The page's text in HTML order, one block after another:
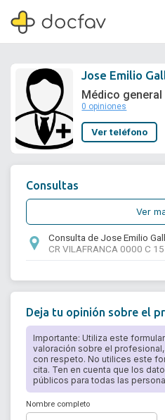
Jose Emilio
Médico general
0 opiniones
Ver teléfono
Consultas
Ver
Consulta de Jose Emilio
CR VILAFRANCA 0000 C
Deja tu opinión sobre el
Importante: Utiliza este
valoración sobre el
con respeto. No utilices este
cita. Ten en cuenta que los
públicos para todas las
Nombre completo